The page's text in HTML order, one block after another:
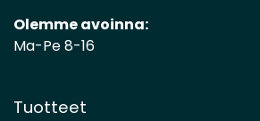
Olemme avoinna:
Ma-Pe 8-16
Tuotteet